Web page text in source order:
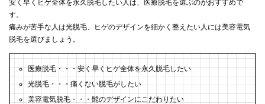
安く早くヒゲ全体を永久脱毛したい人は、医療脱毛を選ぶのがおすすめで
す。
痛みが苦手な人は光脱毛、ヒゲのデザインを細かく整えたい人には美容電気
脱毛を選びましょう。
医療脱毛・・・安く早くヒゲ全体を永久脱毛したい
光脱毛・・・痛くない脱毛がしたい
美容電気脱毛・・・髭のデザインにこだわりたい